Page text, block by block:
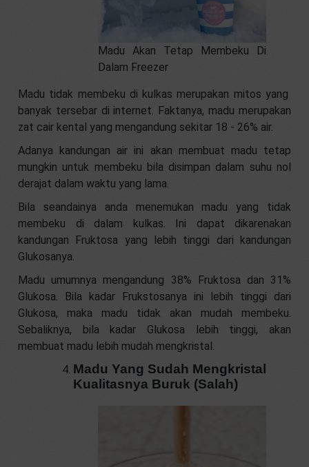
Madu Akan Tetap Membeku Di
Dalam Freezer
Madu tidak membeku di kulkas merupakan mitos yang
banyak tersebar di internet. Faktanya, madu merupakan
zat cair kental yang mengandung sekitar 18 - 26% air.
Adanya kandungan air ini akan membuat madu tetap
mungkin untuk membeku bila disimpan dalam suhu nol
derajat dalam waktu yang lama.
Bila seandainya anda menemukan madu yang tidak
membeku di dalam kulkas. Ini dapat dikarenakan
kandungan Fruktosa yang lebih tinggi dari kandungan
Glukosanya.
Madu umumnya mengandung 38% Fruktosa dan 31%
Glukosa. Bila kadar Frukstosanya ini lebih tinggi dari
Glukosa, maka madu tidak akan mudah membeku.
Sebaliknya, bila kadar Glukosa lebih tinggi, akan
membuat madu lebih mudah mengkristal.
Madu Yang Sudah Mengkristal
Kualitasnya Buruk (Salah)